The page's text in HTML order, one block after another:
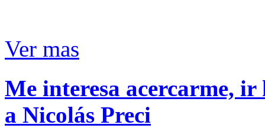
Ver mas
Me interesa acercarme,
a Nicolás Preci